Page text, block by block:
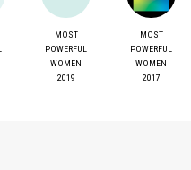
MOST
POWERFUL
WOMEN
2019
MOST
POWERFUL
WOMEN
2017